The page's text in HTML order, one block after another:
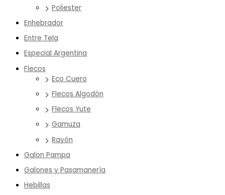
Poliester
Enhebrador
Entre Tela
Especial Argentina
Flecos
Eco Cuero
Flecos Algodón
Flecos Yute
Gamuza
Rayón
Galon Pampa
Galones y Pasamanería
Hebillas